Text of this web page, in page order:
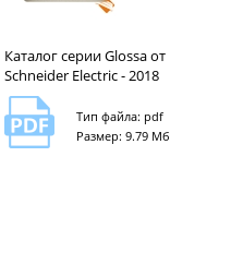
Каталог серии Glossa от
Schneider Electric - 2018
Тип файла: pdf
Размер: 9.79 Мб